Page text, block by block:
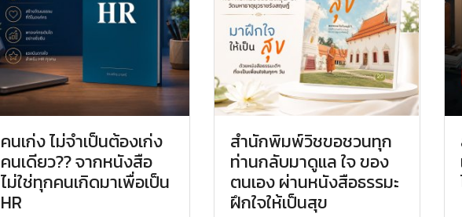
คนเก่ง ไม่จำเป็นต้องเก่ง
คนเดียว?? จากหนังสือ
ไม่ใช่ทุกคนเกิดมาเพื่อเป็น
HR
สำนักพิมพ์วิชขอชวนทุก
ท่านกลับมาดูแล ใจ ของ
ตนเอง ผ่านหนังสือธรรมะ
ฝึกใจให้เป็นสุข